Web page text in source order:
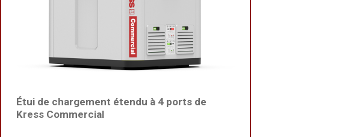
Étui de chargement étendu à 4 ports de
Kress Commercial